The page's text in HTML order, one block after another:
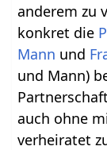
anderem zu
konkret die
Mann und
und Mann)
auch ohne
verheiratet